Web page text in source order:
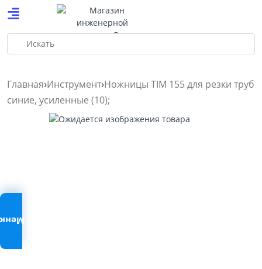
Искать
Главная Инструмент Ножницы TIM 155 для резки труб
синие, усиленные (10);